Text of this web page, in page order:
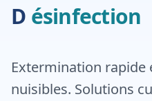
D ésinfection
Extermination rapide
nuisibles. Solutions